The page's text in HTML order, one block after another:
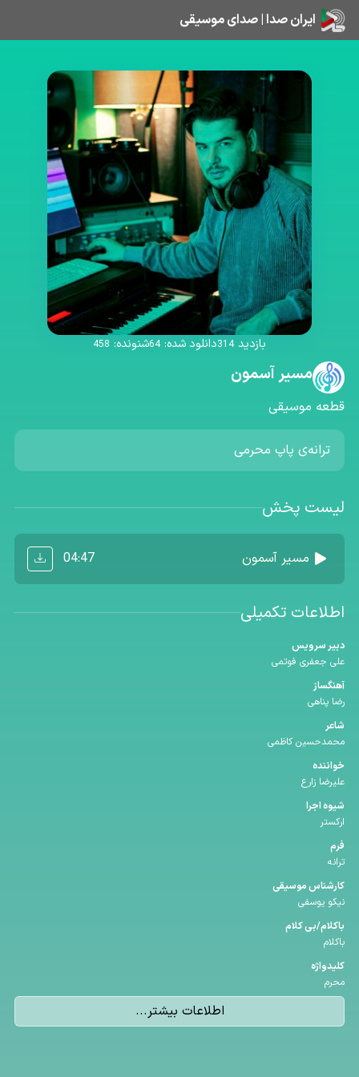
ایران صدا | صدای موسیقی
بازدید 314دانلود شده: 64شنونده: 458
مسیر آسمون
قطعه موسیقی
ترانه‌ی پاپ محرمی
لیست پخش
مسیر آسمون 04:47
اطلاعات تکمیلی
دبیر سرویس
علی جعفری فوتمی
آهنگساز
رضا پناهی
شاعر
محمدحسین کاظمی
خواننده
علیرضا زارع
شیوه اجرا
ارکستر
فرم
ترانه
كارشناس موسیقی
نیکو یوسفی
باكلام/بی كلام
باکلام
كلیدواژه
محرم
اطلاعات بیشتر...